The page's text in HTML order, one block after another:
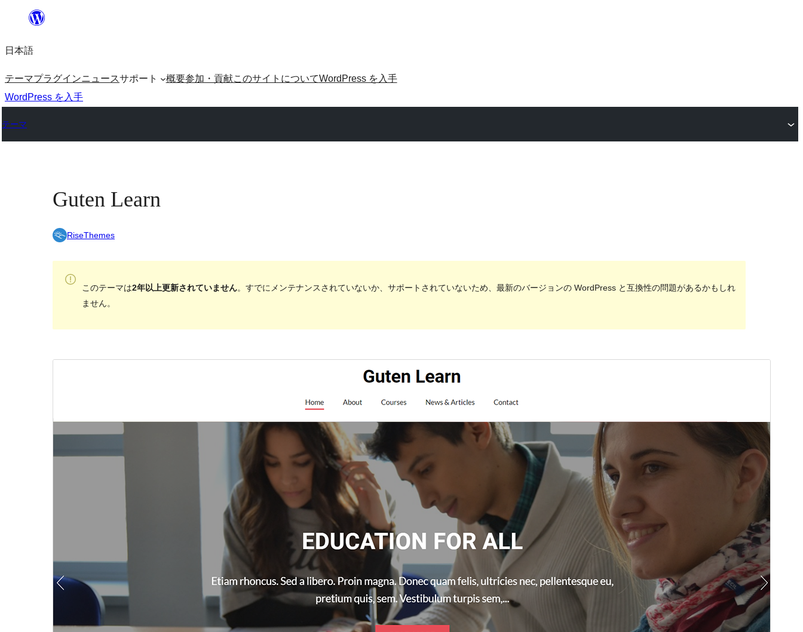
を
ッ
プ
日本語
テーマプラグインニュースサポート 概要参加・貢献このサイトについてWordPress を入手
WordPress を入手
テーマ
Guten Learn
RiseThemes
このテーマは2年以上更新されていません。すでにメンテナンスされていないか、サポートされていないため、最新のバージョンの WordPress と互換性の問題があるかもしれ
ません。
有効インストール数
100+
PHP バージョン
5.6
テーマのホームページ